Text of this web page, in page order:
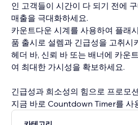
인 고객들이 시간이 다 되기 전에
매출을 극대화하세요.
카운트다운 시계를 사용하여 플래
품 출시로 설렘과 긴급성을 고취시
헤더 바, 신뢰 바 또는 배너에 카운
여 최대한 가시성을 확보하세요.
긴급성과 희소성의 힘으로 프로모
지금 바로 Countdown Timer를 사